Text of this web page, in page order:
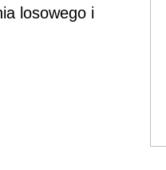
losowego i